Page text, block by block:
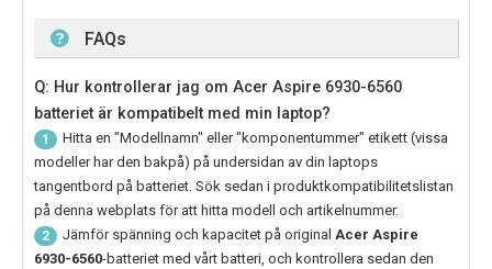
FAQs
Q: Hur kontrollerar jag om Acer Aspire 6930-6560
batteriet är kompatibelt med min laptop?
1
Hitta en "Modellnamn" eller "komponentummer" etikett (vissa
modeller har den bakpå) på undersidan av din laptops
tangentbord på batteriet. Sök sedan i produktkompatibilitetslistan
på denna webplats för att hitta modell och artikelnummer.
2 Jämför spänning och kapacitet på original Acer Aspire
6930-6560-batteriet med vårt batteri, och kontrollera sedan den